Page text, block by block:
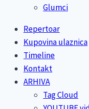
Glumci
Repertoar
Kupovina ulaznica
Timeline
Kontakt
ARHIVA
Tag Cloud